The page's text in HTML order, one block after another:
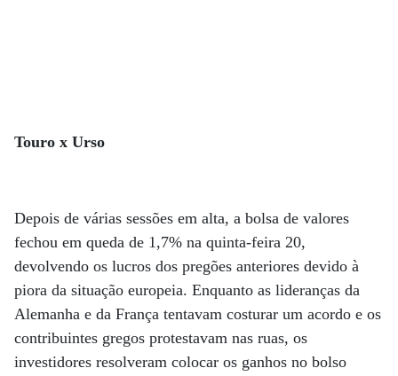
Touro x Urso
Depois de várias sessões em alta, a bolsa de valores
fechou em queda de 1,7% na quinta-feira 20,
devolvendo os lucros dos pregões anteriores devido à
piora da situação europeia. Enquanto as lideranças da
Alemanha e da França tentavam costurar um acordo e os
contribuintes gregos protestavam nas ruas, os
investidores resolveram colocar os ganhos no bolso